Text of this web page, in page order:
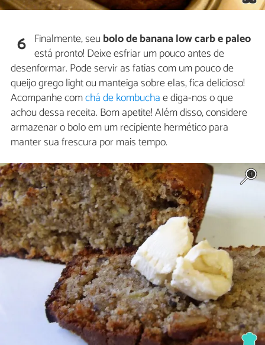
6 Finalmente, seubolo de banana low carb e paleo
está pronto! Deixe esfriar um pouco antes de
desenformar. Pode servir as fatias com um pouco de
queijo grego light ou manteiga sobre elas, fica delicioso!
Acompanhe comchá de kombuchae diga-nos o que
achou dessa receita. Bom apetite! Além disso, considere
armazenar o bolo em um recipiente hermético para
manter sua frescura por mais tempo.